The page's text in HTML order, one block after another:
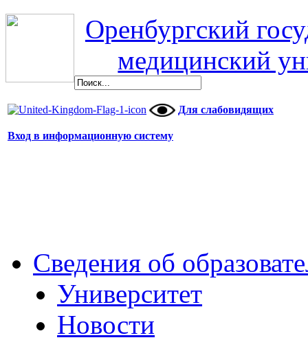
Оренбургский
медицинский
Для слабовидящих
Вход в информационную систему
Сведения об
Университет
Новости